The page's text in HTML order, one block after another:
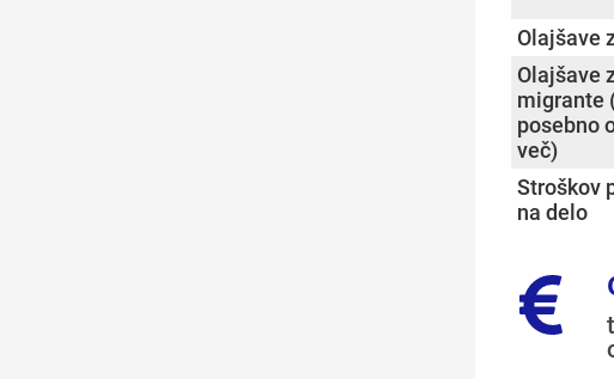
Olajšave
Olajšave
migrante
posebno
več)
Stroškov
na delo